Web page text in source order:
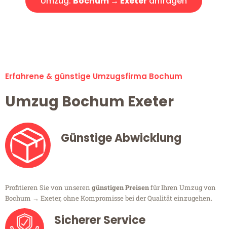
Erfahrene & günstige Umzugsfirma Bochum
Umzug Bochum Exeter
Günstige Abwicklung
Profitieren Sie von unseren günstigen Preisenfür Ihren Umzug von
Bochum → Exeter, ohne Kompromisse bei der Qualität einzugehen.
Sicherer Service